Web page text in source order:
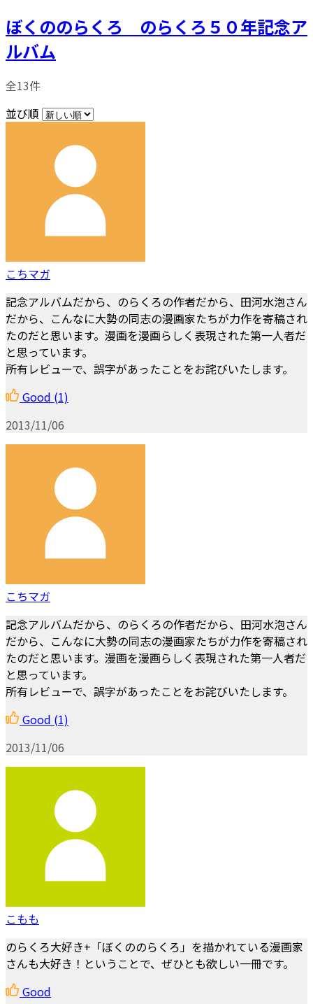
ぼくののらくろ のらくろ５０年記念ア
ルバム
全13件
並び順
こちマガ
記念アルバムだから、のらくろの作者だから、田河水泡さん
だから、こんなに大勢の同志の漫画家たちが力作を寄稿され
たのだと思います。漫画を漫画らしく表現された第一人者だ
と思っています。
所有レビューで、誤字があったことをお詫びいたします。
Good (1)
2013/11/06
こちマガ
記念アルバムだから、のらくろの作者だから、田河水泡さん
だから、こんなに大勢の同志の漫画家たちが力作を寄稿され
たのだと思います。漫画を漫画らしく表現された第一人者だ
と思っています。
所有レビューで、誤字があったことをお詫びいたします。
Good (1)
2013/11/06
こもも
のらくろ大好き+「ぼくののらくろ」を描かれている漫画家
さんも大好き！ということで、ぜひとも欲しい一冊です。
Good